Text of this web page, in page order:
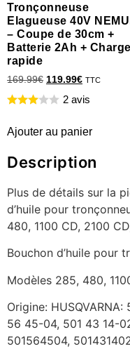
Tronçonneuse
Elagueuse 40V
– Coupe de 30cm +
Batterie 2Ah +
rapide
169.99€ 119.99€ TTC
2 avis
Ajouter au panier
Description
Plus de détails sur la
d’huile pour
480, 1100 CD, 2100
Bouchon d’huile pour
Modèles 285, 480,
Origine:
56 45-04, 501 43 14-
501564504,